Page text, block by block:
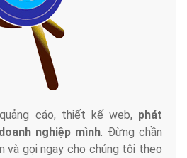
cáo, thiết kế web, phát
nghiệp mình. Đừng chần
và gọi ngay cho chúng tôi theo